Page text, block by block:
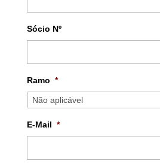
Sócio Nº
Ramo *
E-Mail *